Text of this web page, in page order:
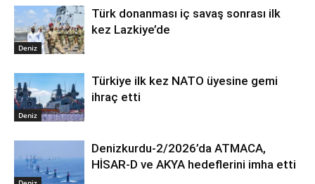
Deniz
Türk donanması iç savaş sonrası ilk
kez Lazkiye’de
Deniz
Türkiye ilk kez NATO üyesine gemi
ihraç etti
Denizkurdu-2/2026’da ATMACA,
HİSAR-D ve AKYA hedeflerini imha etti